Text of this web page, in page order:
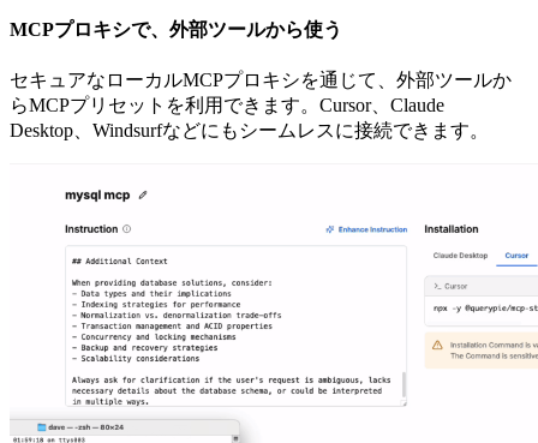
MCPプロキシで、外部ツールから使う
セキュアなローカルMCPプロキシを通じて、外部ツールか
らMCPプリセットを利用できます。Cursor、Claude
Desktop、Windsurfなどにもシームレスに接続できます。